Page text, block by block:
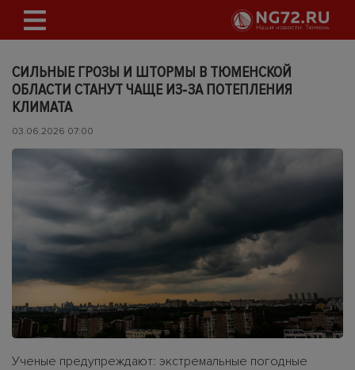
СИЛЬНЫЕ ГРОЗЫ И ШТОРМЫ В ТЮМЕНСКОЙ
ОБЛАСТИ СТАНУТ ЧАЩЕ ИЗ‑ЗА ПОТЕПЛЕНИЯ
КЛИМАТА
03.06.2026 07:00
Ученые предупреждают: экстремальные погодные